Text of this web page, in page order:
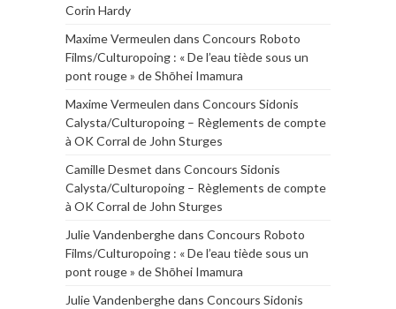
Corin Hardy
Maxime Vermeulen dans Concours Roboto
Films/Culturopoing : « De l’eau tiède sous un
pont rouge » de Shōhei Imamura
Maxime Vermeulen dans Concours Sidonis
Calysta/Culturopoing – Règlements de compte
à OK Corral de John Sturges
Camille Desmet dans Concours Sidonis
Calysta/Culturopoing – Règlements de compte
à OK Corral de John Sturges
Julie Vandenberghedans Concours Roboto
Films/Culturopoing : « De l’eau tiède sous un
pont rouge » de Shōhei Imamura
Julie Vandenberghedans Concours Sidonis